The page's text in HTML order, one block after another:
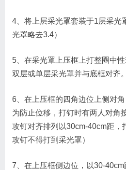
4、将上层采光罩套装于1层采光
光罩略去3.4）
5、在采光罩上压框上打整圈中
双层或单层采光罩并与底框对齐。
6、在上压框的四角边位上侧对
为防止位移，打钉时有两人对角
攻钉对齐排列以30cm-40cm距，
攻钉不得打到采光罩）
7、在上压框侧边位，以30-40cm